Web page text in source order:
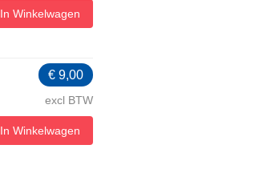
In Winkelwagen
€ 9,00
excl BTW
In Winkelwagen